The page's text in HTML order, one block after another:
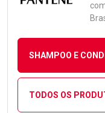
SHAMPOO E
TODOS OS